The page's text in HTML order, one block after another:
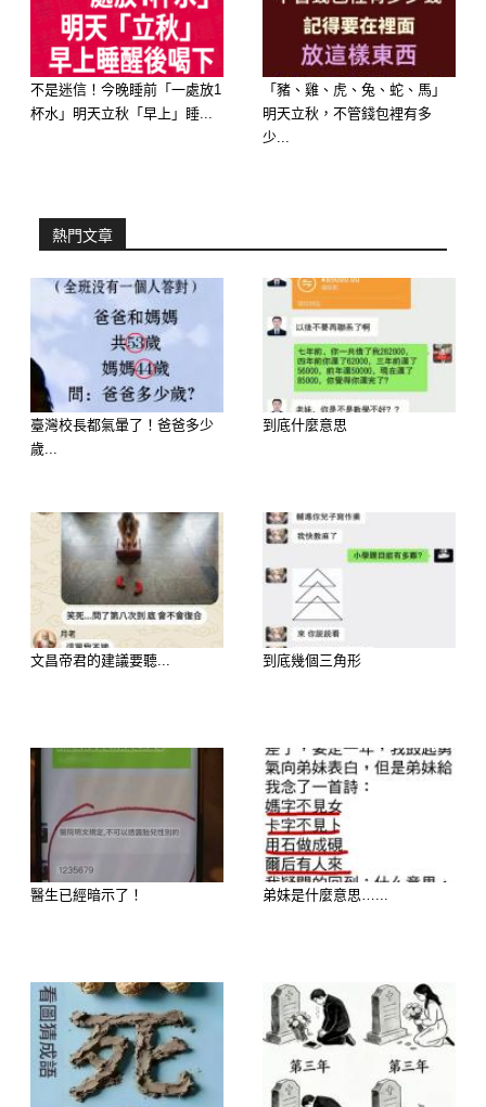
想知道財運狀況嗎？免費測驗
>>>> https://lihi.cc/Ozo8m
https://lihi3.cc/c5H8h
延伸閱讀———————
糖果心理測驗：你的甜蜜個性是什麼？
1. 巧克力 (Chocolate)
濃郁、絲滑、帶來幸福感的滋味。
不是迷信！今晚睡前「一處放1
杯水」明天立秋「早上」睡...
「豬、雞、虎、兔、蛇、馬」
明天立秋，不管錢包裡有多
少...
熱門文章
臺灣校長都氣暈了！爸爸多少
歲...
到底什麼意思
文昌帝君的建議要聽... 到底幾個三角形
醫生已經暗示了！ 弟妹是什麼意思…...